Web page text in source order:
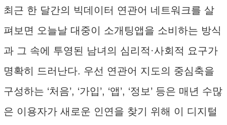
최근 한 달간의 빅데이터 연관어 네트워크를 살
펴보면 오늘날 대중이 소개팅앱을 소비하는 방식
과 그 속에 투영된 남녀의 심리적·사회적 요구가
명확히 드러난다. 우선 연관어 지도의 중심축을
구성하는 ‘처음’, ‘가입’, ‘앱’, ‘정보’ 등은 매년 수많
은 이용자가 새로운 인연을 찾기 위해 이 디지털